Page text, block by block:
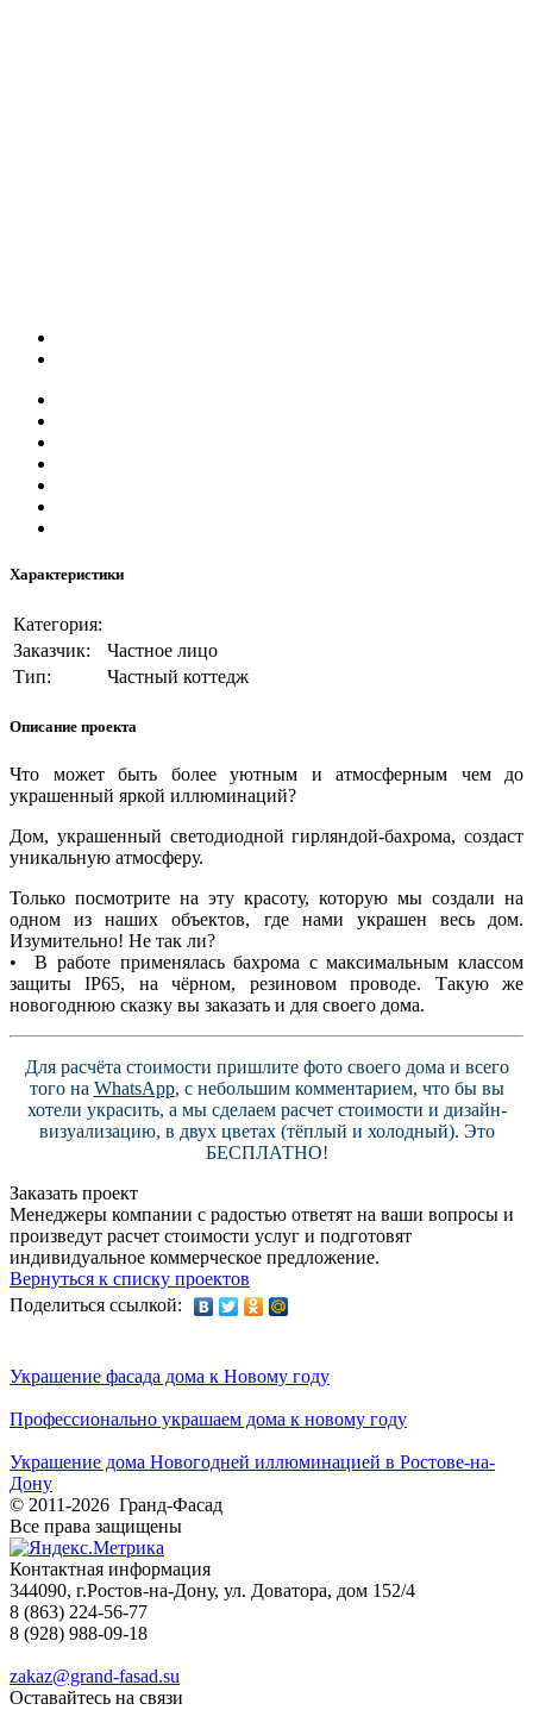
Характеристики
Категория:
Заказчик:
Частное лицо
Тип:
Частный коттедж
Описание проекта
Что может быть более уютным и атмосферным чем до
украшенный яркой иллюминаций?
Дом, украшенный светодиодной гирляндой-бахрома, создаст
уникальную атмосферу.
Только посмотрите на эту красоту, которую мы создали на
одном из наших объектов, где нами украшен весь дом.
Изумительно! Не так ли?
• В работе применялась бахрома с максимальным классом
защиты IP65, на чёрном, резиновом проводе. Такую же
новогоднюю сказку вы заказать и для своего дома.
Для расчёта стоимости пришлите фото своего дома и всего
того на WhatsApp, с небольшим комментарием, что бы вы
хотели украсить, а мы сделаем расчет стоимости и дизайн-
визуализацию, в двух цветах (тёплый и холодный). Это
БЕСПЛАТНО!
Заказать проект
Менеджеры компании с радостью ответят на ваши вопросы и
произведут расчет стоимости услуг и подготовят
индивидуальное коммерческое предложение.
Вернуться к списку проектов
Поделиться ссылкой:
Украшение фасада дома к Новому году
Профессионально украшаем дома к новому году
Украшение дома Новогодней иллюминацией в Ростове-на-
Дону
© 2011-2026 Гранд-Фасад
Все права защищены
Контактная информация
344090, г.Ростов-на-Дону, ул. Доватора, дом 152/4
8 (863) 224-56-77
8 (928) 988-09-18
zakaz@grand-fasad.su
Оставайтесь на связи